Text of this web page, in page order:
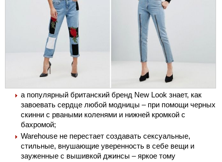
а популярный британский бренд New Look знает, как
завоевать сердце любой модницы – при помощи черных
скинни с рваными коленями и нижней кромкой с
бахромой;
Warehouse не перестает создавать сексуальные,
стильные, внушающие уверенность в себе вещи и
зауженные с вышивкой джинсы – яркое тому